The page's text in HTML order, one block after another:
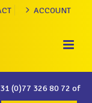
ACCOUNT
(0)77 326 80 72 of